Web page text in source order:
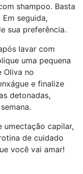
shampoo. Basta
seguida,
sua preferência.
lavar com
uma pequena
Oliva no
e finalize
detonadas,
umectação capilar,
de cuidado
você vai amar!